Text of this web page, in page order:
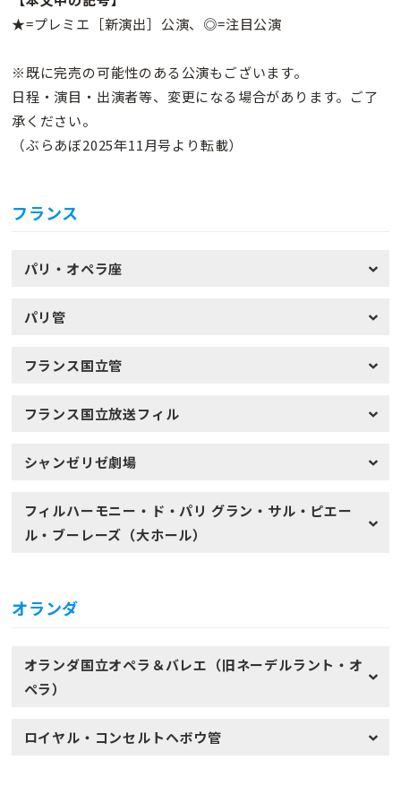
★=プレミエ［新演出］公演、◎=注目公演
※既に完売の可能性のある公演もございます。
日程・演目・出演者等、変更になる場合があります。ご了
承ください。
（ぶらあぼ2025年11月号より転載）
フランス
パリ・オペラ座
パリ管
フランス国立管
フランス国立放送フィル
シャンゼリゼ劇場
フィルハーモニー・ド・パリ グラン・サル・ピエー
ル・ブーレーズ（大ホール）
オランダ
オランダ国立オペラ＆バレエ（旧ネーデルラント・オ
ペラ）
ロイヤル・コンセルトヘボウ管